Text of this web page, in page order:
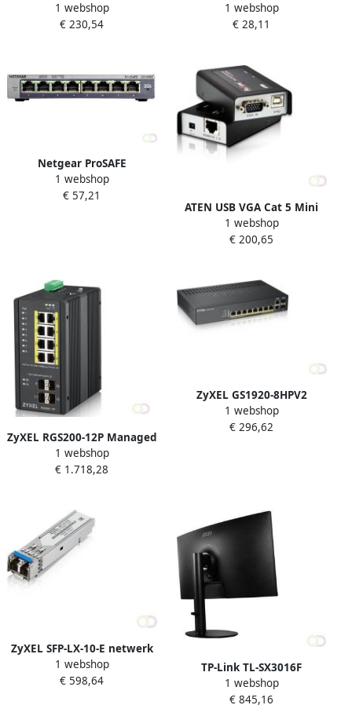
NETWERKCAMERA VAST
NETWERK DOME 4 MP
1 webshop
€ 230,54
Gigabit Ethernet (10 100
1000) Wit (GS208-100PES)
1 webshop
€ 28,11
Netgear ProSAFE
Unmanaged Plus Switch
GS108E 8 Gigabit Ethernet
1 webshop
€ 57,21
ATEN USB VGA Cat 5 Mini
KVM Verlenger (1280 x
1024@100m) (CE100-AT-G)
1 webshop
€ 200,65
ZyXEL RGS200-12P Managed
L2 Gigabit Ethernet (10 100
1000) Power over Ethernet
1 webshop
€ 1.718,28
ZyXEL GS1920-8HPV2
Managed Gigabit Ethernet
(10 100 1000) Power over
1 webshop
€ 296,62
ZyXEL SFP-LX-10-E netwerk
transceiver module Vezel-
optiek 1000 Mbit s 1310 nm
1 webshop
€ 598,64
TP-Link TL-SX3016F
netwerk-switch Managed
L2 L2 Geen Zwart (TL-
1 webshop
€ 845,16